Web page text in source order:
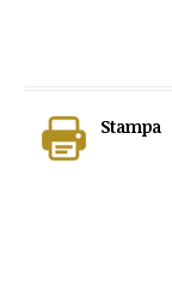
Stampa